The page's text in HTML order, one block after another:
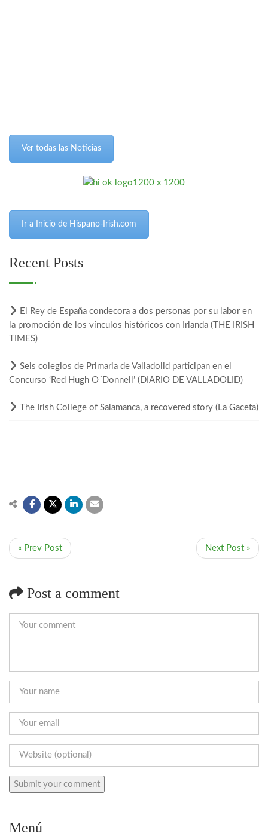
Ver todas las Noticias
Ir a Inicio de Hispano-Irish.com
Recent Posts
El Rey de España condecora a dos personas por su labor en
la promoción de los vínculos históricos con Irlanda (THE IRISH
TIMES)
Seis colegios de Primaria de Valladolid participan en el
Concurso ‘Red Hugh O´Donnell’ (DIARIO DE VALLADOLID)
The Irish College of Salamanca, a recovered story (La Gaceta)
« Prev Post Next Post »
Post a comment
Menú